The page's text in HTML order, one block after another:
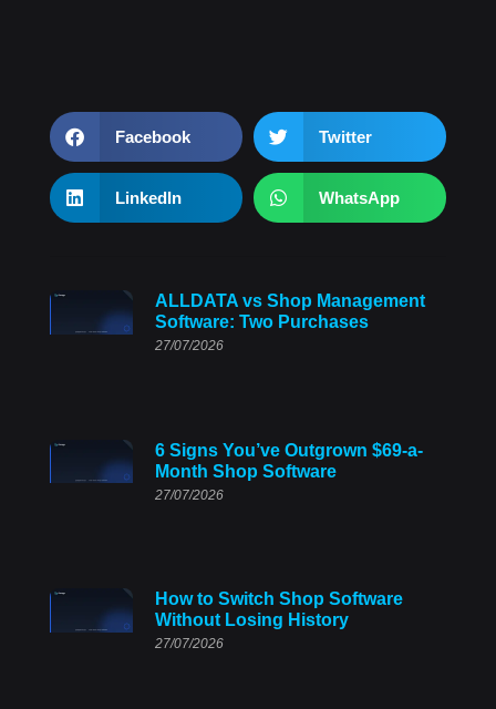
Facebook Twitter
LinkedIn WhatsApp
ALLDATA vs Shop Management
Software: Two Purchases
27/07/2026
6 Signs You’ve Outgrown $69-a-
Month Shop Software
27/07/2026
How to Switch Shop Software
Without Losing History
27/07/2026